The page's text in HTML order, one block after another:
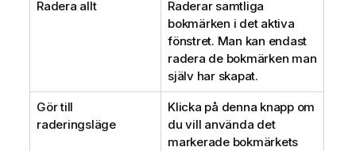
Radera allt
Raderar samtliga
bokmärken i det aktiva
fönstret. Man kan endast
radera de bokmärken man
själv har skapat.
Gör till
raderingsläge
Klicka på denna knapp om
du vill använda det
markerade bokmärkets